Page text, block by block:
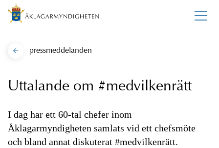
pressmeddelanden
Uttalande om #medvilkenrätt
I dag har ett 60-tal chefer inom
Åklagarmyndigheten samlats vid ett chefsmöte
och bland annat diskuterat #medvilkenrätt.